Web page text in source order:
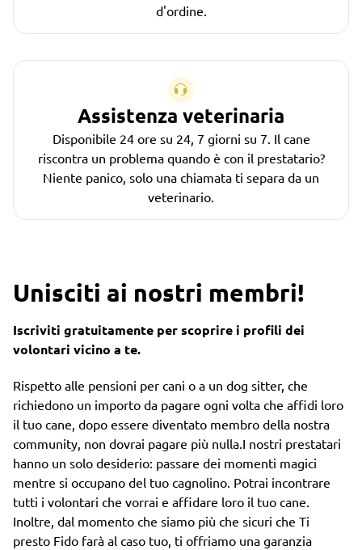
d'ordine.
Assistenza veterinaria
Disponibile 24 ore su 24, 7 giorni su 7. Il cane
riscontra un problema quando è con il prestatario?
Niente panico, solo una chiamata ti separa da un
veterinario.
Unisciti ai nostri membri!
Iscriviti gratuitamente per scoprire i profili dei
volontari vicino a te.
Rispetto alle pensioni per cani o a un dog sitter, che
richiedono un importo da pagare ogni volta che affidi loro
il tuo cane, dopo essere diventato membro della nostra
community, non dovrai pagare più nulla.I nostri prestatari
hanno un solo desiderio: passare dei momenti magici
mentre si occupano del tuo cagnolino. Potrai incontrare
tutti i volontari che vorrai e affidare loro il tuo cane.
Inoltre, dal momento che siamo più che sicuri che Ti
presto Fido farà al caso tuo, ti offriamo una garanzia